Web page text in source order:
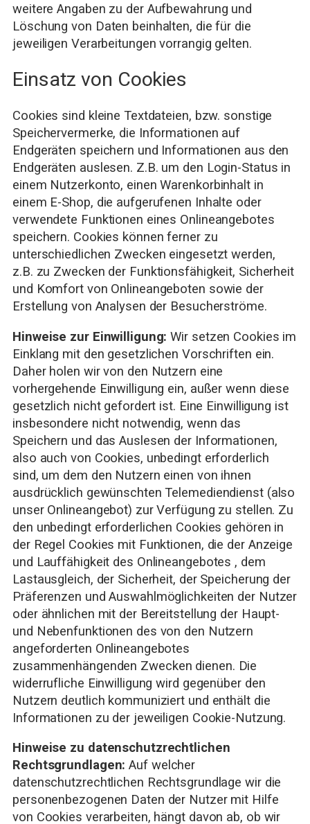
weitere Angaben zu der Aufbewahrung und
Löschung von Daten beinhalten, die für die
jeweiligen Verarbeitungen vorrangig gelten.
Einsatz von Cookies
Cookies sind kleine Textdateien, bzw. sonstige
Speichervermerke, die Informationen auf
Endgeräten speichern und Informationen aus den
Endgeräten auslesen. Z.B. um den Login-Status in
einem Nutzerkonto, einen Warenkorbinhalt in
einem E-Shop, die aufgerufenen Inhalte oder
verwendete Funktionen eines Onlineangebotes
speichern. Cookies können ferner zu
unterschiedlichen Zwecken eingesetzt werden,
z.B. zu Zwecken der Funktionsfähigkeit, Sicherheit
und Komfort von Onlineangeboten sowie der
Erstellung von Analysen der Besucherströme.
Hinweise zur Einwilligung:Wir setzen Cookies im
Einklang mit den gesetzlichen Vorschriften ein.
Daher holen wir von den Nutzern eine
vorhergehende Einwilligung ein, außer wenn diese
gesetzlich nicht gefordert ist. Eine Einwilligung ist
insbesondere nicht notwendig, wenn das
Speichern und das Auslesen der Informationen,
also auch von Cookies, unbedingt erforderlich
sind, um dem den Nutzern einen von ihnen
ausdrücklich gewünschten Telemediendienst (also
unser Onlineangebot) zur Verfügung zu stellen. Zu
den unbedingt erforderlichen Cookies gehören in
der Regel Cookies mit Funktionen, die der Anzeige
und Lauffähigkeit des Onlineangebotes , dem
Lastausgleich, der Sicherheit, der Speicherung der
Präferenzen und Auswahlmöglichkeiten der Nutzer
oder ähnlichen mit der Bereitstellung der Haupt-
und Nebenfunktionen des von den Nutzern
angeforderten Onlineangebotes
zusammenhängenden Zwecken dienen. Die
widerrufliche Einwilligung wird gegenüber den
Nutzern deutlich kommuniziert und enthält die
Informationen zu der jeweiligen Cookie-Nutzung.
Hinweise zu datenschutzrechtlichen
Rechtsgrundlagen:Auf welcher
datenschutzrechtlichen Rechtsgrundlage wir die
personenbezogenen Daten der Nutzer mit Hilfe
von Cookies verarbeiten, hängt davon ab, ob wir